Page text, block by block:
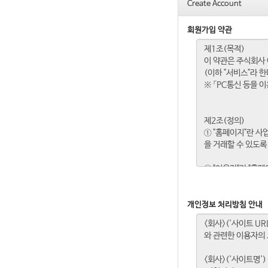
Create Account
회원가입 약관
개인정보 처리방침 안내